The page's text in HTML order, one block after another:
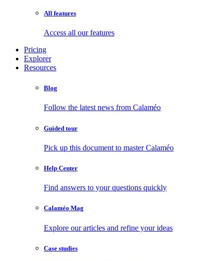
All features
Access all our features
Pricing
Explorer
Resources
Blog
Follow the latest news from Calaméo
Guided tour
Pick up this document to master Calaméo
Help Center
Find answers to your questions quickly
Calaméo Mag
Explore our articles and refine your ideas
Case studies